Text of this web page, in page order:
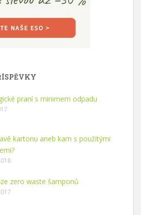
praní s minimem odpadu
kartonu aneb kam s použitými
zero waste šamponů